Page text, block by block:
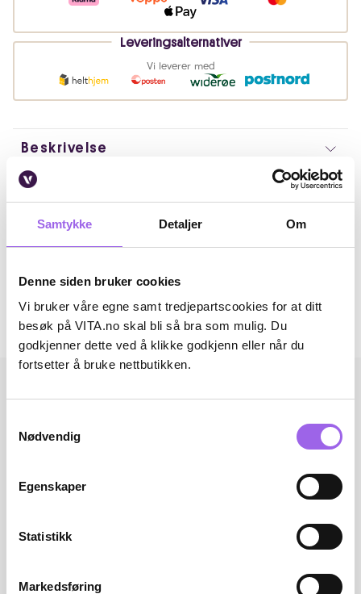
Samtykke Detaljer Om
Denne siden bruker cookies
Vi bruker våre egne samt tredjepartscookies for at ditt
besøk på VITA.no skal bli så bra som mulig. Du
godkjenner dette ved å klikke godkjenn eller når du
fortsetter å bruke nettbutikken.
Nødvendig
Egenskaper
Statistikk
Markedsføring
Leveringsalternativer
Vi leverer med
Beskrivelse
Bruk
Ingredienser
Andre har også kjøpt..